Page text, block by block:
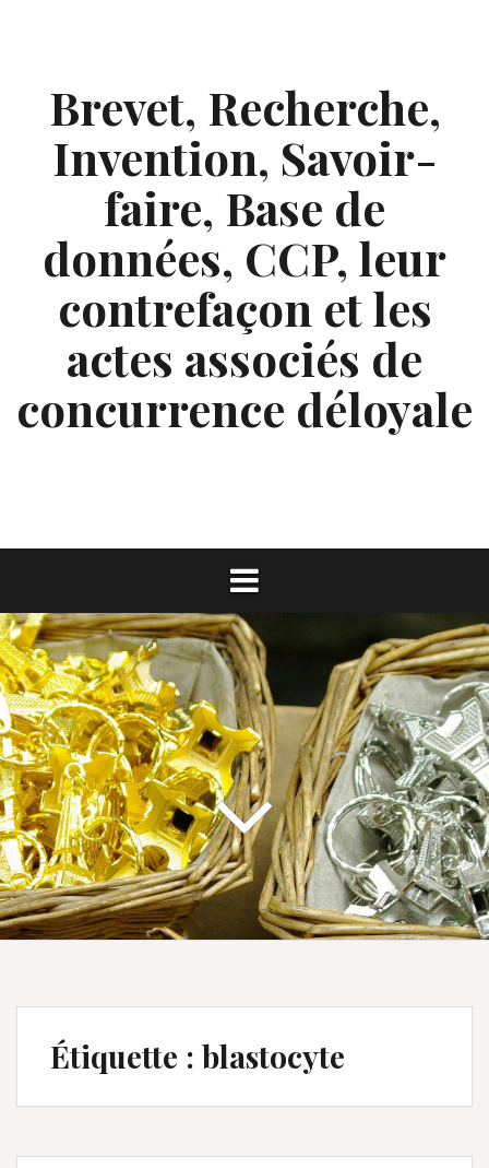
Brevet, Recherche,
Invention, Savoir-
faire, Base de
données, CCP, leur
contrefaçon et les
actes associés de
concurrence déloyale
Étiquette : blastocyte